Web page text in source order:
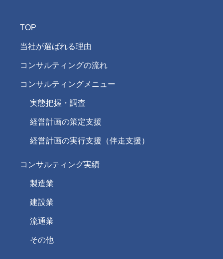
TOP
当社が選ばれる理由
コンサルティングの流れ
コンサルティングメニュー
実態把握・調査
経営計画の策定支援
経営計画の実行支援（伴走支援）
コンサルティング実績
製造業
建設業
流通業
その他